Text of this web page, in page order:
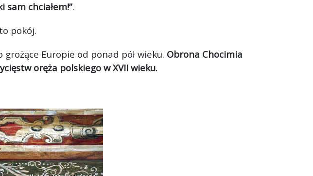
sam chciałem!”.
pokój.
Europie od ponad pół wieku. Obrona Chocimia
oręża polskiego w XVII wieku.